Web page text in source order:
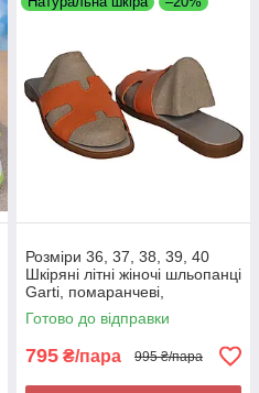
Розміри 36, 37, 38, 39, 40
Шкіряні літні жіночі шльопанці
Garti, помаранчеві,
повнорозмірні, на низькому
ходу, легкі та зручні
Готово до відправки
795 ₴/пара 995 ₴/пара